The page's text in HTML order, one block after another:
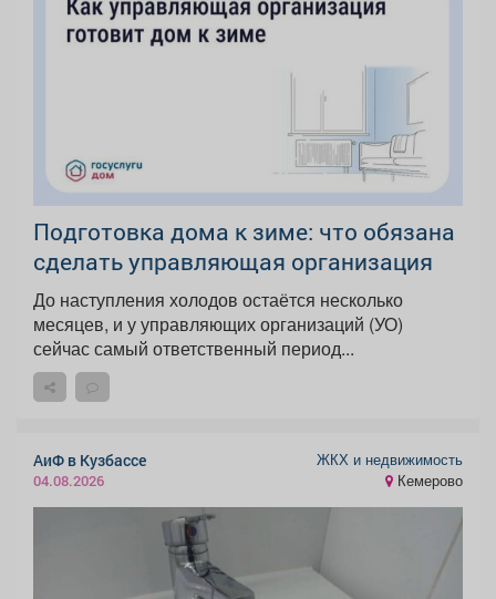
Подготовка дома к зиме: что обязана
сделать управляющая организация
До наступления холодов остаётся несколько
месяцев, и у управляющих организаций (УО)
сейчас самый ответственный период...
АиФ в Кузбассе
04.08.2026
ЖКХ и недвижимость
Кемерово